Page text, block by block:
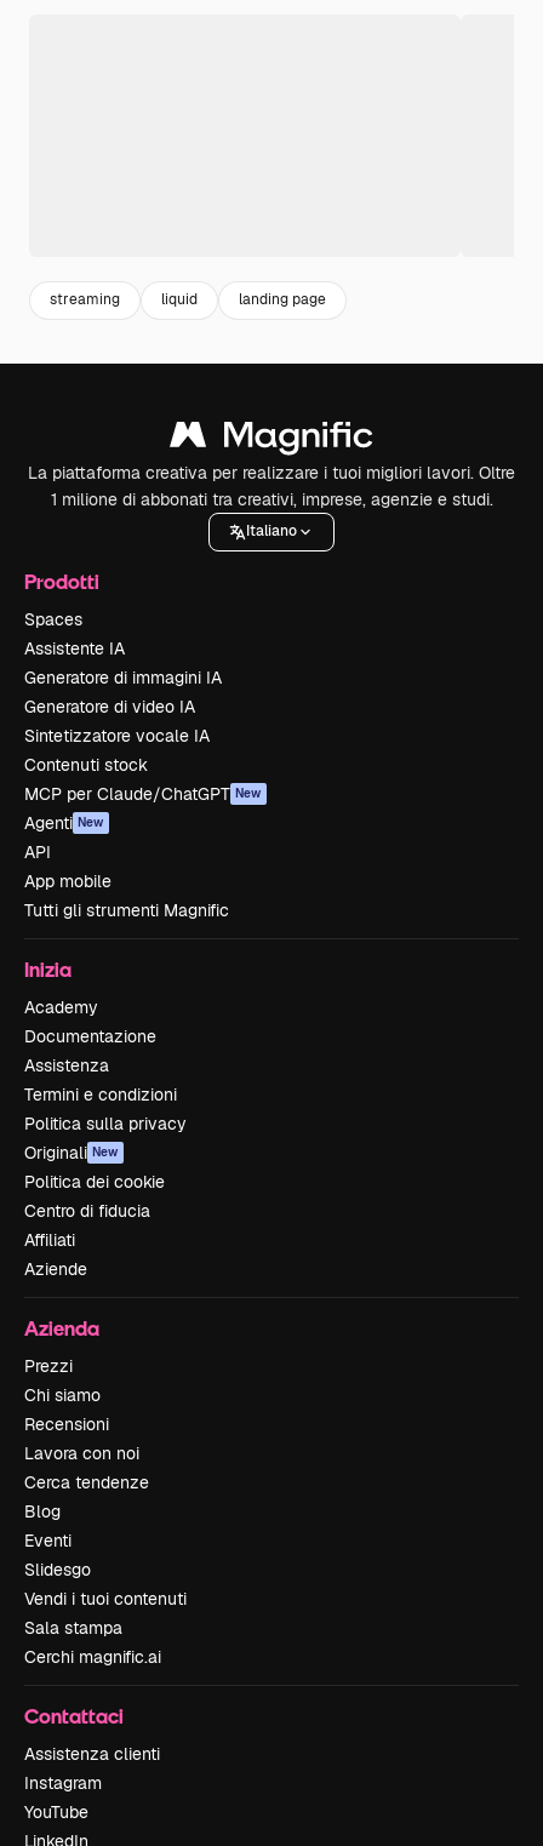
streaming liquid landing page
La piattaforma creativa per realizzare i tuoi migliori lavori. Oltre
1 milione di abbonati tra creativi, imprese, agenzie e studi.
Italiano
Prodotti
Spaces
Assistente IA
Generatore di immagini IA
Generatore di video IA
Sintetizzatore vocale IA
Contenuti stock
MCP per Claude/ChatGPT New
Agenti New
API
App mobile
Tutti gli strumenti Magnific
Inizia
Academy
Documentazione
Assistenza
Termini e condizioni
Politica sulla privacy
Originali New
Politica dei cookie
Centro di fiducia
Affiliati
Aziende
Azienda
Prezzi
Chi siamo
Recensioni
Lavora con noi
Cerca tendenze
Blog
Eventi
Slidesgo
Vendi i tuoi contenuti
Sala stampa
Cerchi magnific.ai
Contattaci
Assistenza clienti
Instagram
YouTube
LinkedIn